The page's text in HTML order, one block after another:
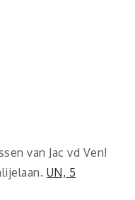
van Jac vd Ven!
UN, 5